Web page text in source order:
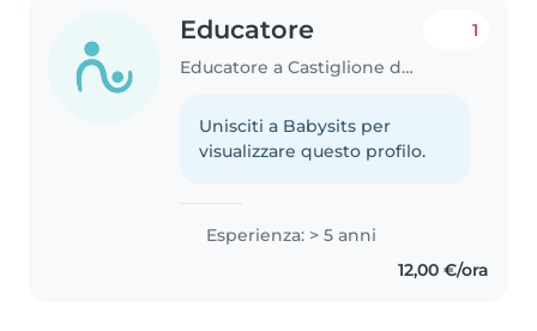
Educatore
Educatore a Castiglione delle Stiviere
1
Unisciti a Babysits per
visualizzare questo profilo.
Esperienza: > 5 anni
12,00 €/ora